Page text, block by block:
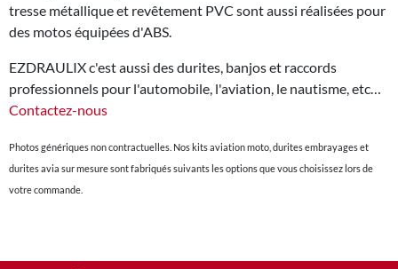
tresse métallique et revêtement PVC sont aussi réalisées pour
des motos équipées d'ABS.
EZDRAULIX c'est aussi des durites, banjos et raccords
professionnels pour l'automobile, l'aviation, le nautisme, etc…
Contactez-nous
Photos génériques non contractuelles. Nos kits aviation moto, durites embrayages et
durites avia sur mesure sont fabriqués suivants les options que vous choisissez lors de
votre commande.